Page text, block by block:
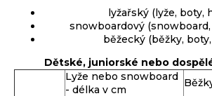
Přihlášení
lyžařský (lyže, boty,
snowboardový (snowboard,
běžecký (běžky,
Dětské, juniorské nebo
Lyže nebo snowboard
- délka v cm